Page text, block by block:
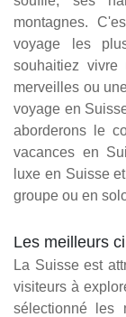
montagnes.
voyage les
souhaitiez
merveilles ou
voyage en
aborderons le
vacances en
luxe en Suisse
groupe ou en
Les meilleurs
La Suisse est
visiteurs à
sélectionné les